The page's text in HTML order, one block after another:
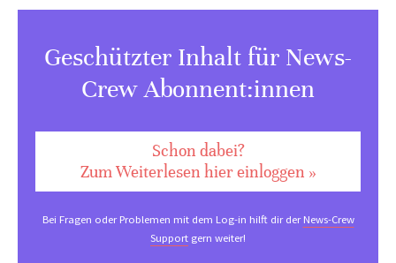
Geschützter Inhalt für News-
Crew Abonnent:innen
Schon dabei?
Zum Weiterlesen hier einloggen »
Bei Fragen oder Problemen mit dem Log-in hilft dir derNews-Crew
Support gern weiter!